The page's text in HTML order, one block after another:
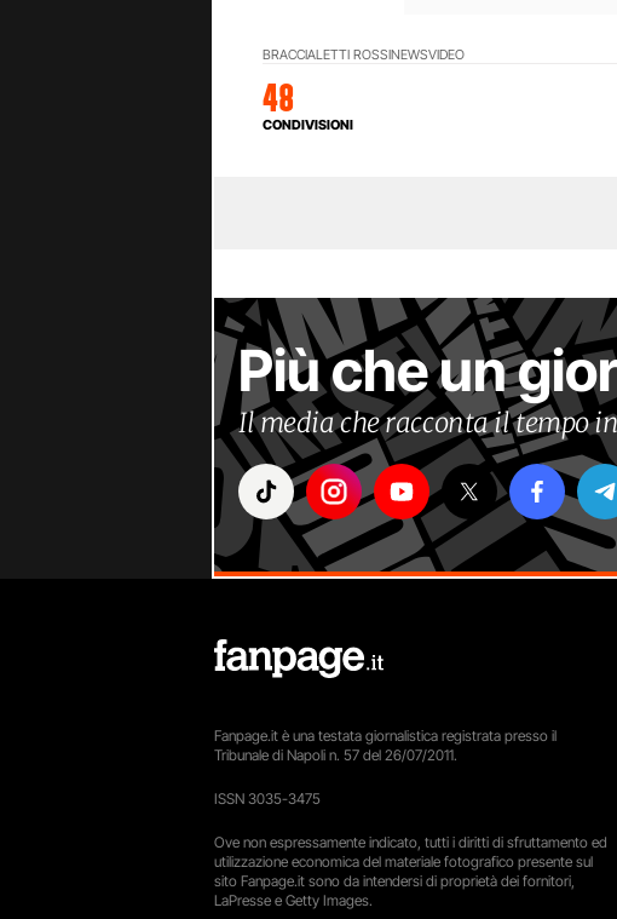
BRACCIALETTI ROSSINEWSVIDEO
48
CONDIVISIONI
Più che un
Il media che racconta il tempo
Fanpage.it è una testata giornalistica registrata presso il
Tribunale di Napoli n. 57 del 26/07/2011.
ISSN 3035-3475
Ove non espressamente indicato, tutti i diritti di sfruttamento ed
utilizzazione economica del materiale fotografico presente sul
sito Fanpage.it sono da intendersi di proprietà dei fornitori,
LaPresse e Getty Images.